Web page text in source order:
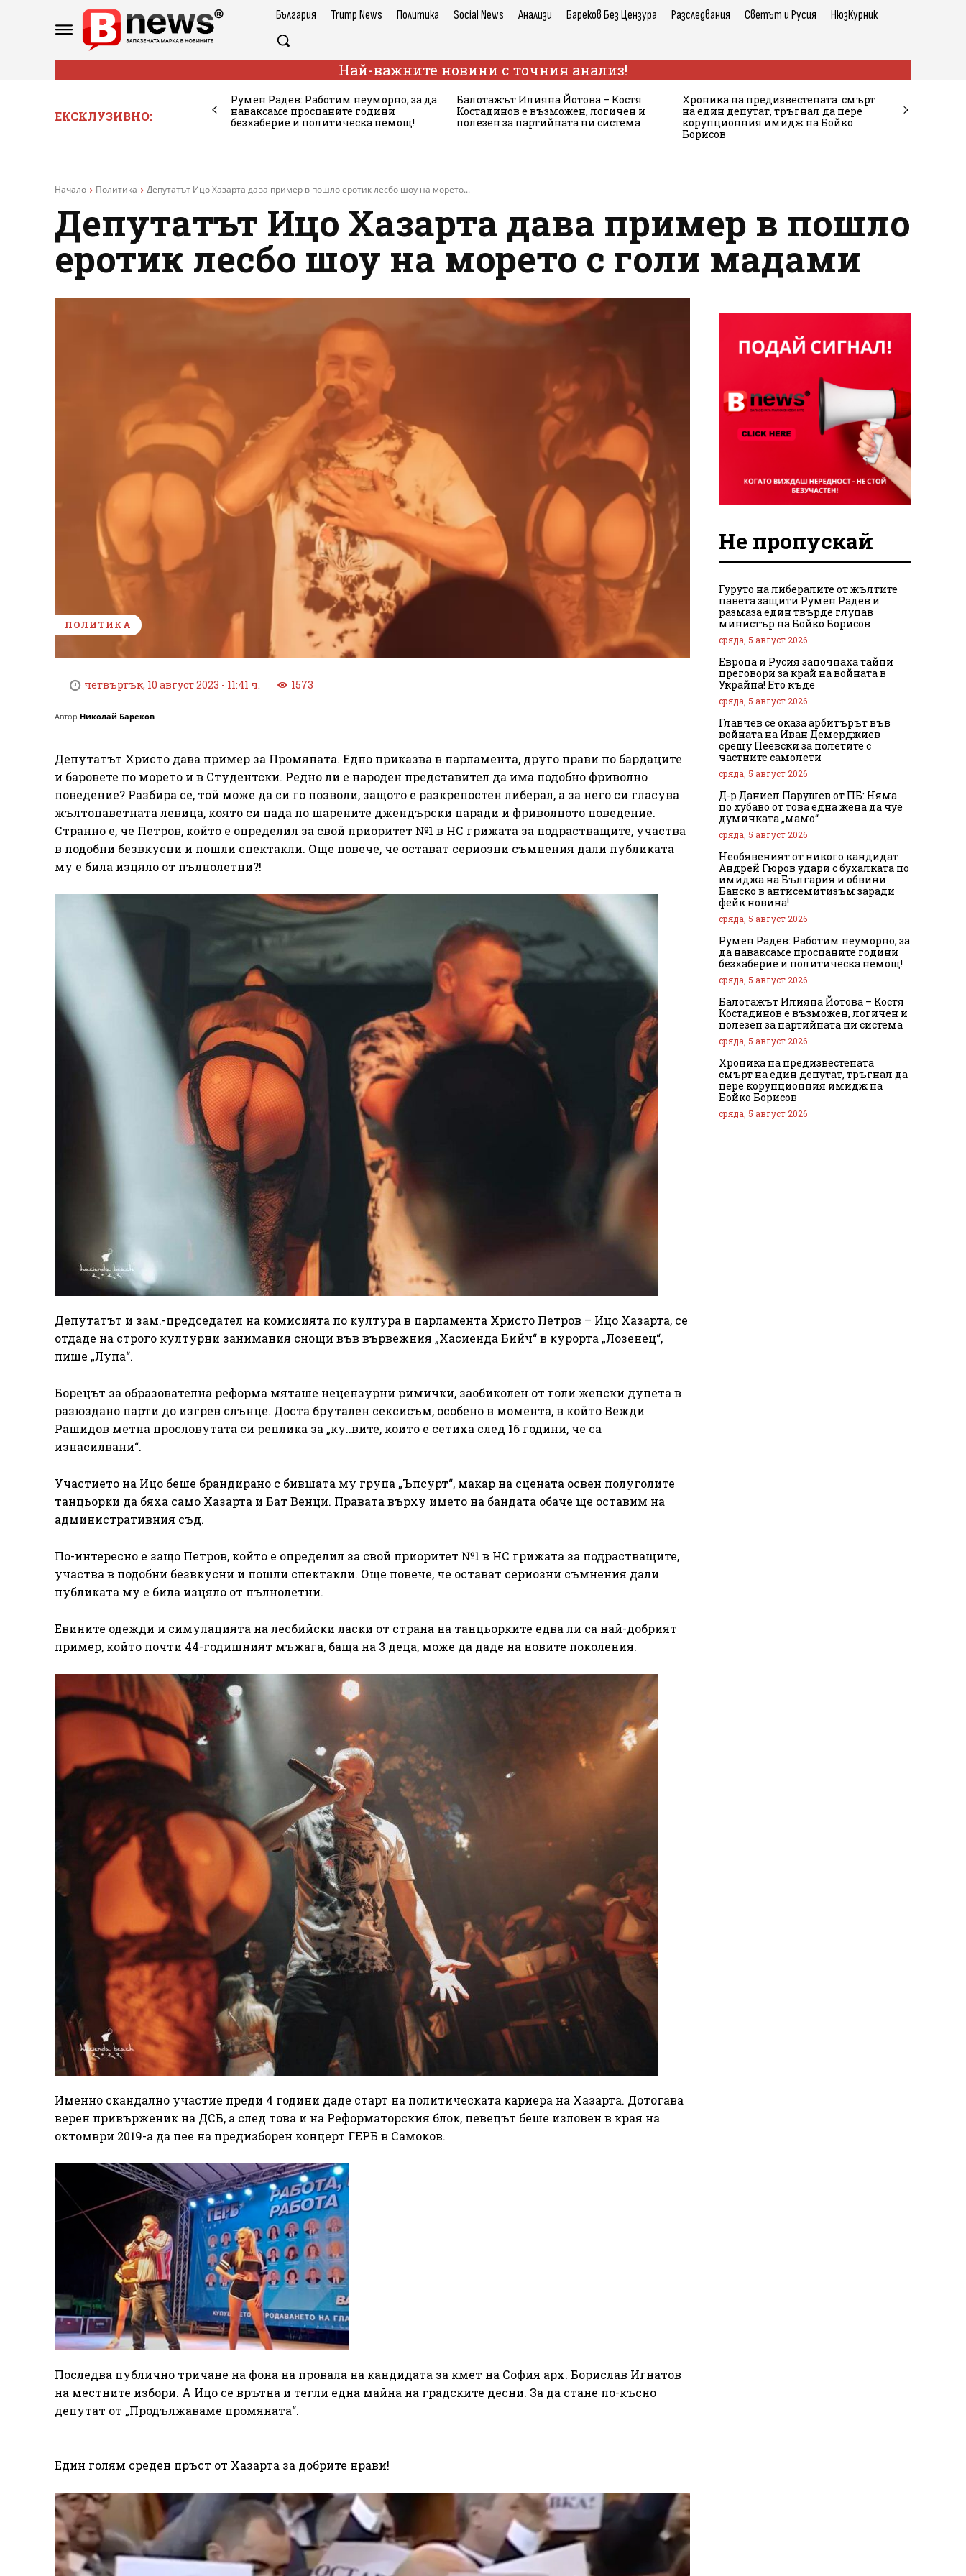
България Trump News Политика Social News Анализи Бареков Без Цензура Разследвания Светът и Русия НюзКурник
Най-важните новини с точния анализ!
ЕКСКЛУЗИВНО:
Румен Радев: Работим неуморно, за да
наваксаме проспаните години
безхаберие и политическа немощ!
Балотажът Илияна Йотова – Костя
Костадинов е възможен, логичен и
полезен за партийната ни система
Хроника на предизвестената смърт
на един депутат, тръгнал да пере
корупционния имидж на Бойко
Борисов
Начало Политика Депутатът Ицо Хазарта дава пример в пошло еротик лесбо шоу на морето...
Депутатът Ицо Хазарта дава пример в пошло
еротик лесбо шоу на морето с голи мадами
ПОЛИТИКА
четвъртък, 10 август 2023 - 11:41 ч. 1573
Автор Николай Бареков
Депутатът Христо дава пример за Промяната. Едно приказва в парламента, друго прави по бардаците
и баровете по морето и в Студентски. Редно ли е народен представител да има подобно фриволно
поведение? Разбира се, той може да си го позволи, защото е разкрепостен либерал, а за него си гласува
жълтопаветната левица, която си пада по шарените джендърски паради и фриволното поведение.
Странно е, че Петров, който е определил за свой приоритет №1 в НС грижата за подрастващите, участва
в подобни безвкусни и пошли спектакли. Още повече, че остават сериозни съмнения дали публиката
му е била изцяло от пълнолетни?!
Депутатът и зам.-председател на комисията по култура в парламента Христо Петров – Ицо Хазарта, се
отдаде на строго културни занимания снощи във вървежния „Хасиенда Бийч“ в курорта „Лозенец“,
пише „Лупа“.
Борецът за образователна реформа мяташе нецензурни римички, заобиколен от голи женски дупета в
разюздано парти до изгрев слънце. Доста брутален сексисъм, особено в момента, в който Вежди
Рашидов метна прословутата си реплика за „ку..вите, които е сетиха след 16 години, че са
изнасилвани“.
Участието на Ицо беше брандирано с бившата му група „Ъпсурт“, макар на сцената освен полуголите
танцьорки да бяха само Хазарта и Бат Венци. Правата върху името на бандата обаче ще оставим на
административния съд.
По-интересно е защо Петров, който е определил за свой приоритет №1 в НС грижата за подрастващите,
участва в подобни безвкусни и пошли спектакли. Още повече, че остават сериозни съмнения дали
публиката му е била изцяло от пълнолетни.
Евините одежди и симулацията на лесбийски ласки от страна на танцьорките едва ли са най-добрият
пример, който почти 44-годишният мъжага, баща на 3 деца, може да даде на новите поколения.
Именно скандално участие преди 4 години даде старт на политическата кариера на Хазарта. Дотогава
верен привърженик на ДСБ, а след това и на Реформаторския блок, певецът беше изловен в края на
октомври 2019-а да пее на предизборен концерт ГЕРБ в Самоков.
Последва публично тричане на фона на провала на кандидата за кмет на София арх. Борислав Игнатов
на местните избори. А Ицо се врътна и тегли една майна на градските десни. За да стане по-късно
депутат от „Продължаваме промяната“.
Един голям среден пръст от Хазарта за добрите нрави!
Не пропускай
Гуруто на либералите от жълтите
павета защити Румен Радев и
размаза един твърде глупав
министър на Бойко Борисов
сряда, 5 август 2026
Европа и Русия започнаха тайни
преговори за край на войната в
Украйна! Ето къде
сряда, 5 август 2026
Главчев се оказа арбитърът във
войната на Иван Демерджиев
срещу Пеевски за полетите с
частните самолети
сряда, 5 август 2026
Д-р Даниел Парушев от ПБ: Няма
по хубаво от това една жена да чуе
думичката „мамо“
сряда, 5 август 2026
Необявеният от никого кандидат
Андрей Гюров удари с бухалката по
имиджа на България и обвини
Банско в антисемитизъм заради
фейк новина!
сряда, 5 август 2026
Румен Радев: Работим неуморно, за
да наваксаме проспаните години
безхаберие и политическа немощ!
сряда, 5 август 2026
Балотажът Илияна Йотова – Костя
Костадинов е възможен, логичен и
полезен за партийната ни система
сряда, 5 август 2026
Хроника на предизвестената
смърт на един депутат, тръгнал да
пере корупционния имидж на
Бойко Борисов
сряда, 5 август 2026